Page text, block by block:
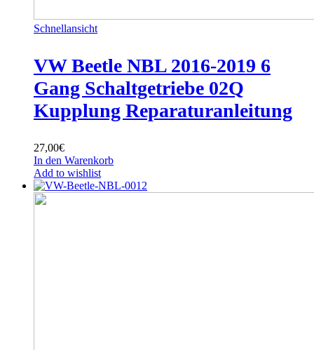
Schnellansicht
VW Beetle NBL 2016-2019 6
Gang Schaltgetriebe 02Q
Kupplung Reparaturanleitung
27,00€
In den Warenkorb
Add to wishlist